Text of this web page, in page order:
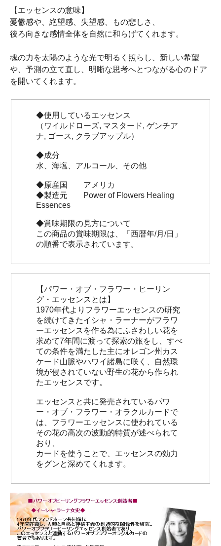
【エッセンスの意味】
憂鬱感や、絶望感、失望感、もの悲しさ、
後ろ向きな感情全体を自然に和らげてくれます。
魂の力を太陽のような光で明るく照らし、新しい希望
や、予測の立て直し、明晰な思考へとつながる心のドア
を開いてくれます。
◆使用しているエッセンス
（ワイルドローズ, マスタード, ゲンチア
ナ, ゴース, クラブアップル）
◆成分
水、海塩、アルコール、その他
◆原産国 アメリカ
◆製造元 Power of Flowers Healing
Essences
◆賞味期限の見方について
この商品の賞味期限は、「西暦年/月/日」
の順番で表示されています。
【パワー・オブ・フラワー・ヒーリン
グ・エッセンスとは】
1970年代よりフラワーエッセンスの研究
を続けてきたイシャ・ラーナーがフラワ
ーエッセンスを作る為にふさわしい花を
求めて7年間に渡って探索の旅をし、すべ
ての条件を満たした主にオレゴン州カス
ケード山脈やハワイ諸島に咲く、自然環
境が侵されていない野生の花から作られ
たエッセンスです。
エッセンスと共に発売されているパワ
ー・オブ・フラワー・オラクルカードで
は、フラワーエッセンスに使われている
その花の高次の波動的特質が述べられて
おり、
カードを使うことで、エッセンスの効力
をグンと深めてくれます。